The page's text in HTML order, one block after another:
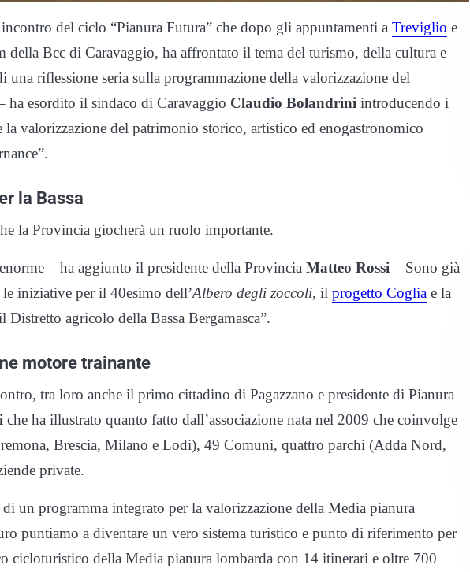
del ciclo “Pianura Futura” che dopo gli appuntamenti a Treviglio e
della Bcc di Caravaggio, ha affrontato il tema del turismo, della cultura e
una riflessione seria sulla programmazione della valorizzazione del
ha esordito il sindaco di Caravaggio Claudio Bolandrini introducendo i
la valorizzazione del patrimonio storico, artistico ed enogastronomico
la Bassa
la Provincia giocherà un ruolo importante.
– ha aggiunto il presidente della Provincia Matteo Rossi – Sono già
iniziative per il 40esimo dell’Albero degli zoccoli, il progetto Coglia e la
Distretto agricolo della Bassa Bergamasca”.
motore trainante
tra loro anche il primo cittadino di Pagazzano e presidente di Pianura
che ha illustrato quanto fatto dall’associazione nata nel 2009 che coinvolge
Brescia, Milano e Lodi), 49 Comuni, quattro parchi (Adda Nord,
private.
di un programma integrato per la valorizzazione della Media pianura
puntiamo a diventare un vero sistema turistico e punto di riferimento per
cicloturistico della Media pianura lombarda con 14 itinerari e oltre 700